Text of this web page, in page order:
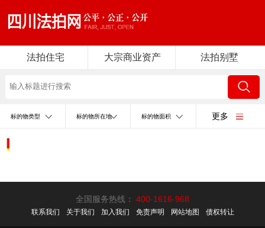
法拍住宅 大宗商业资产 法拍别墅
标的物类型 标的物所在地 标的物面积 更多
全国服务热线： 400-1616-968
联系我们 关于我们 加入我们 免责声明 网站地图 债权转让